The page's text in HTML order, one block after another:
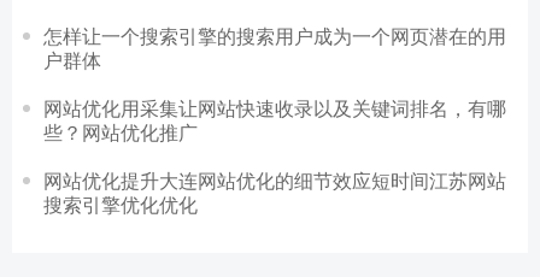
怎样让一个搜索引擎的搜索用户成为一个网页潜在的用
户群体
网站优化用采集让网站快速收录以及关键词排名，有哪
些？网站优化推广
网站优化提升大连网站优化的细节效应短时间江苏网站
搜索引擎优化优化